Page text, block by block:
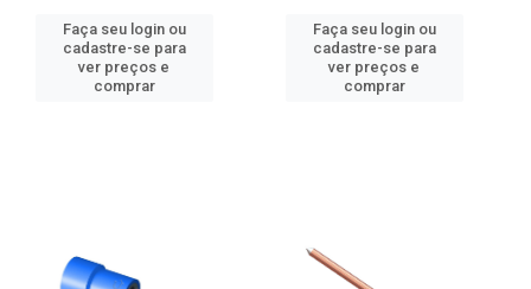
Faça seu login ou
cadastre-se para
ver preços e
comprar
Faça seu login ou
cadastre-se para
ver preços e
comprar